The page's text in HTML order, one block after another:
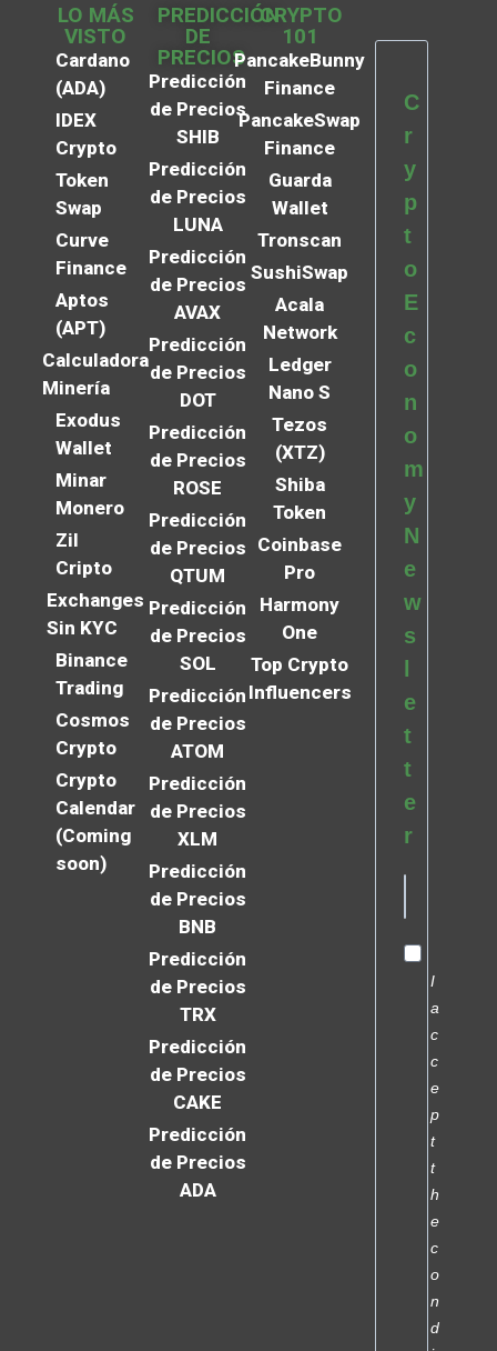
LO MÁS
VISTO
Cardano
(ADA)
IDEX
Crypto
Token
Swap
Curve
Finance
Aptos
(APT)
Calculadora
Minería
Exodus
Wallet
Minar
Monero
Zil
Cripto
Exchanges
Sin KYC
Binance
Trading
Cosmos
Crypto
Crypto
Calendar
(Coming
soon)
PREDICCIÓN
DE
PRECIOS
Predicción
de Precios
SHIB
Predicción
de Precios
LUNA
Predicción
de Precios
AVAX
Predicción
de Precios
DOT
Predicción
de Precios
ROSE
Predicción
de Precios
QTUM
Predicción
de Precios
SOL
Predicción
de Precios
ATOM
Predicción
de Precios
XLM
Predicción
de Precios
BNB
Predicción
de Precios
TRX
Predicción
de Precios
CAKE
Predicción
de Precios
ADA
CRYPTO
101
PancakeBunny
Finance
PancakeSwap
Finance
Guarda
Wallet
Tronscan
SushiSwap
Acala
Network
Ledger
Nano S
Tezos
(XTZ)
Shiba
Token
Coinbase
Pro
Harmony
One
Top Crypto
Influencers
C
r
y
p
t
o
E
c
o
n
o
m
y
N
e
w
s
l
e
t
t
e
r
I
a
c
c
e
p
t
t
h
e
c
o
n
d